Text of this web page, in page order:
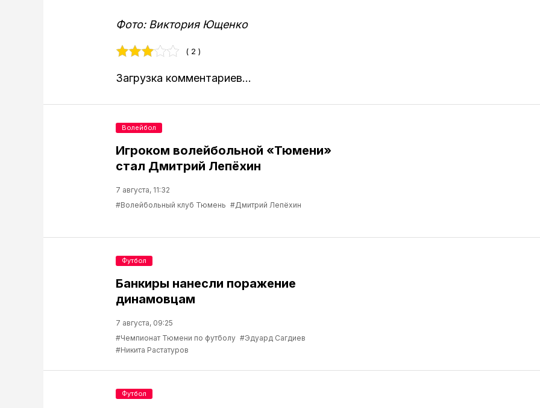
Фото: Виктория Ющенко
( 2 )
Загрузка комментариев...
Игроком волейбольной «Тюмени»
стал Дмитрий Лепёхин
7 августа, 11:32
#Волейбольный клуб Тюмень #Дмитрий Лепёхин
Волейбол
Банкиры нанесли поражение
динамовцам
7 августа, 09:25
#Чемпионат Тюмени по футболу #Эдуард Сагдиев
#Никита Растатуров
Футбол
Футбол